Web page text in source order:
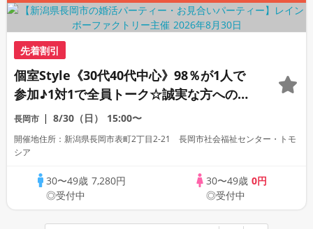
先着割引
個室Style《30代40代中心》98％が1人で
参加♪1対1で全員トーク☆誠実な方への婚
活パーティー
長岡市 8/30（日） 15:00〜
開催地住所：新潟県長岡市表町2丁目2-21 長岡市社会福祉センター・トモ
シア
30〜49歳 7,280円
◎受付中
30〜49歳 0円
◎受付中